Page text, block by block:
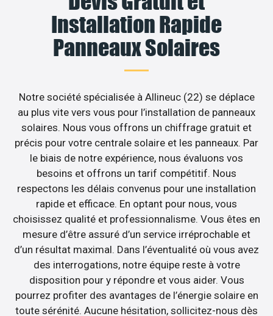
Installation Rapide
Panneaux Solaires
Notre société spécialisée à Allineuc (22) se déplace
au plus vite vers vous pour l’installation de panneaux
solaires. Nous vous offrons un chiffrage gratuit et
précis pour votre centrale solaire et les panneaux. Par
le biais de notre expérience, nous évaluons vos
besoins et offrons un tarif compétitif. Nous
respectons les délais convenus pour une installation
rapide et efficace. En optant pour nous, vous
choisissez qualité et professionnalisme. Vous êtes en
mesure d’être assuré d’un service irréprochable et
d’un résultat maximal. Dans l’éventualité où vous avez
des interrogations, notre équipe reste à votre
disposition pour y répondre et vous aider. Vous
pourrez profiter des avantages de l’énergie solaire en
toute sérénité. Aucune hésitation, sollicitez-nous dès